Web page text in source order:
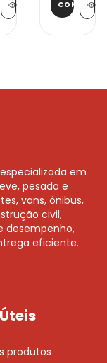
em
pesada e
vans, ônibus,
civil,
desempenho,
eficiente.
produtos